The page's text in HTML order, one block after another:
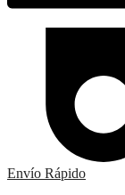
Envío Rápido